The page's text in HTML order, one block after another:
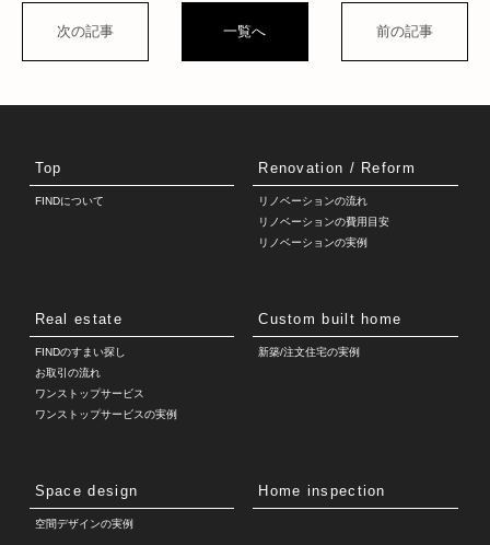
次の記事 一覧へ 前の記事
Top
FINDについて
Renovation / Reform
リノベーションの流れ
リノベーションの費用目安
リノベーションの実例
Real estate
FINDのすまい探し
お取引の流れ
ワンストップサービス
ワンストップサービスの実例
Custom built home
新築/注文住宅の実例
Space design
空間デザインの実例
Home inspection